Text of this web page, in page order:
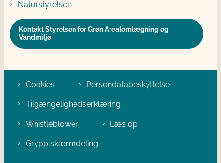
Naturstyrelsen
Kontakt Styrelsen for Grøn Arealomlægning og
Vandmiljø
Cookies Persondatabeskyttelse
Tilgængelighedserklæring
Whistleblower Læs op
Grypp skærmdeling